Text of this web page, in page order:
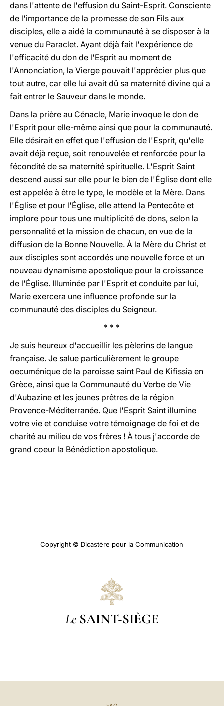
dans l'attente de l'effusion du Saint-Esprit. Consciente
de l'importance de la promesse de son Fils aux
disciples, elle a aidé la communauté à se disposer à la
venue du Paraclet. Ayant déjà fait l'expérience de
l'efficacité du don de l'Esprit au moment de
l'Annonciation, la Vierge pouvait l'apprécier plus que
tout autre, car elle lui avait dû sa maternité divine qui a
fait entrer le Sauveur dans le monde.
Dans la prière au Cénacle, Marie invoque le don de
l'Esprit pour elle-même ainsi que pour la communauté.
Elle désirait en effet que l'effusion de l'Esprit, qu'elle
avait déjà reçue, soit renouvelée et renforcée pour la
fécondité de sa maternité spirituelle. L'Esprit Saint
descend aussi sur elle pour le bien de l'Église dont elle
est appelée à être le type, le modèle et la Mère. Dans
l'Église et pour l'Église, elle attend la Pentecôte et
implore pour tous une multiplicité de dons, selon la
personnalité et la mission de chacun, en vue de la
diffusion de la Bonne Nouvelle. À la Mère du Christ et
aux disciples sont accordés une nouvelle force et un
nouveau dynamisme apostolique pour la croissance
de l'Église. Illuminée par l'Esprit et conduite par lui,
Marie exercera une influence profonde sur la
communauté des disciples du Seigneur.
* * *
Je suis heureux d'accueillir les pèlerins de langue
française. Je salue particulièrement le groupe
oecuménique de la paroisse saint Paul de Kifissia en
Grèce, ainsi que la Communauté du Verbe de Vie
d'Aubazine et les jeunes prêtres de la région
Provence-Méditerranée. Que l'Esprit Saint illumine
votre vie et conduise votre témoignage de foi et de
charité au milieu de vos frères ! À tous j'accorde de
grand coeur la Bénédiction apostolique.
Copyright © Dicastère pour la Communication
Le SAINT-SIÈGE